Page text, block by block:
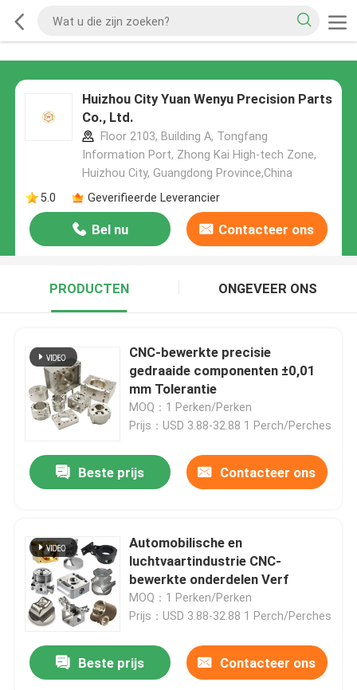
Huizhou City Yuan Wenyu Precision Parts
Co., Ltd.
Floor 2103, Building A, Tongfang
Information Port, Zhong Kai High-tech Zone,
Huizhou City, Guangdong Province,China
5.0
Geverifieerde Leverancier
Bel nu Contacteer ons
PRODUCTEN ONGEVEER ONS
CNC-bewerkte precisie
gedraaide componenten ±0,01
mm Tolerantie
MOQ：1 Perken/Perken
Prijs：USD 3.88-32.88 1 Perch/Perches
Beste prijs Contacteer ons
Automobilische en
luchtvaartindustrie CNC-
bewerkte onderdelen Verf
MOQ：1 Perken/Perken
Prijs：USD 3.88-32.88 1 Perch/Perches
Beste prijs Contacteer ons